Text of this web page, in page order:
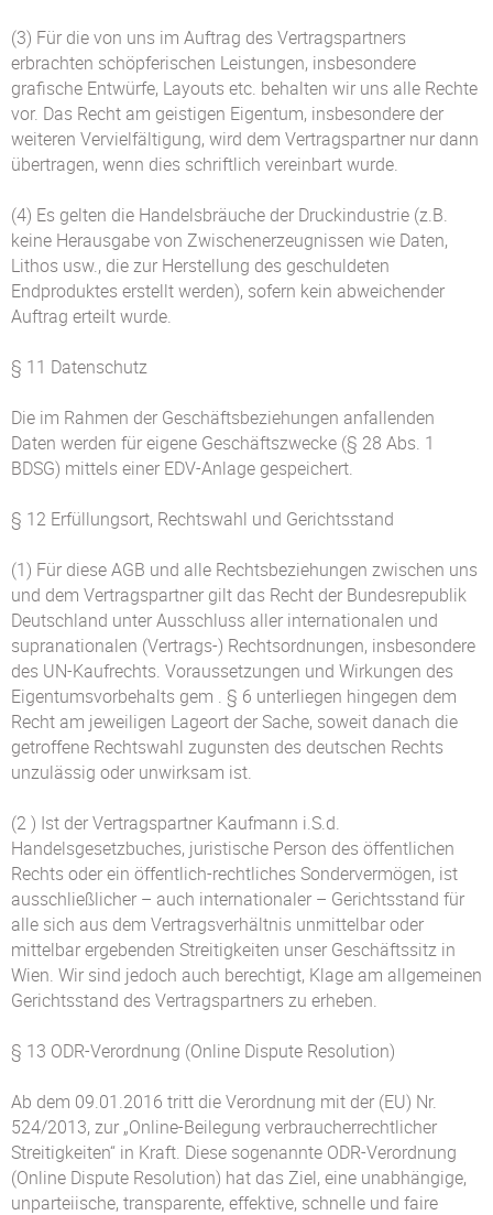
(3) Für die von uns im Auftrag des Vertragspartners
erbrachten schöpferischen Leistungen, insbesondere
grafische Entwürfe, Layouts etc. behalten wir uns alle Rechte
vor. Das Recht am geistigen Eigentum, insbesondere der
weiteren Vervielfältigung, wird dem Vertragspartner nur dann
übertragen, wenn dies schriftlich vereinbart wurde.
(4) Es gelten die Handelsbräuche der Druckindustrie (z.B.
keine Herausgabe von Zwischenerzeugnissen wie Daten,
Lithos usw., die zur Herstellung des geschuldeten
Endproduktes erstellt werden), sofern kein abweichender
Auftrag erteilt wurde.
§ 11 Datenschutz
Die im Rahmen der Geschäftsbeziehungen anfallenden
Daten werden für eigene Geschäftszwecke (§ 28 Abs. 1
BDSG) mittels einer EDV-Anlage gespeichert.
§ 12 Erfüllungsort, Rechtswahl und Gerichtsstand
(1) Für diese AGB und alle Rechtsbeziehungen zwischen uns
und dem Vertragspartner gilt das Recht der Bundesrepublik
Deutschland unter Ausschluss aller internationalen und
supranationalen (Vertrags-) Rechtsordnungen, insbesondere
des UN-Kaufrechts. Voraussetzungen und Wirkungen des
Eigentumsvorbehalts gem . § 6 unterliegen hingegen dem
Recht am jeweiligen Lageort der Sache, soweit danach die
getroffene Rechtswahl zugunsten des deutschen Rechts
unzulässig oder unwirksam ist.
(2 ) Ist der Vertragspartner Kaufmann i.S.d.
Handelsgesetzbuches, juristische Person des öffentlichen
Rechts oder ein öffentlich-rechtliches Sondervermögen, ist
ausschließlicher – auch internationaler – Gerichtsstand für
alle sich aus dem Vertragsverhältnis unmittelbar oder
mittelbar ergebenden Streitigkeiten unser Geschäftssitz in
Wien. Wir sind jedoch auch berechtigt, Klage am allgemeinen
Gerichtsstand des Vertragspartners zu erheben.
§ 13 ODR-Verordnung (Online Dispute Resolution)
Ab dem 09.01.2016 tritt die Verordnung mit der (EU) Nr.
524/2013, zur „Online-Beilegung verbraucherrechtlicher
Streitigkeiten“ in Kraft. Diese sogenannte ODR-Verordnung
(Online Dispute Resolution) hat das Ziel, eine unabhängige,
unparteiische, transparente, effektive, schnelle und faire